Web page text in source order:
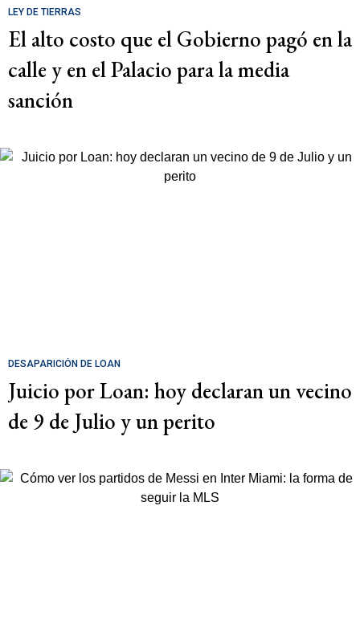
LEY DE TIERRAS
El alto costo que el Gobierno pagó en la
calle y en el Palacio para la media
sanción
DESAPARICIÓN DE LOAN
Juicio por Loan: hoy declaran un vecino
de 9 de Julio y un perito